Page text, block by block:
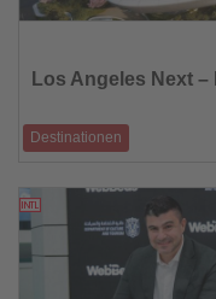
die
Nachrichten
Los Angeles Next
Destinationen
Engel